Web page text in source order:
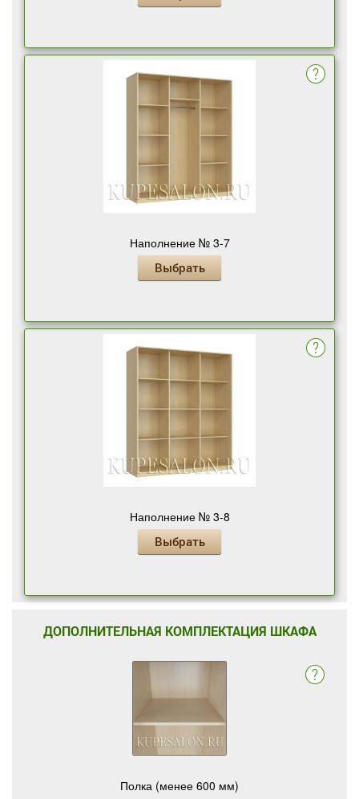
Наполнение № 3-7
Выбрать
Наполнение № 3-8
Выбрать
ДОПОЛНИТЕЛЬНАЯ КОМПЛЕКТАЦИЯ ШКАФА
Полка (менее 600 мм)